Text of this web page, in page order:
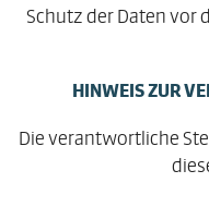
Schutz der Daten vor
HINWEIS ZUR
Die verantwortliche